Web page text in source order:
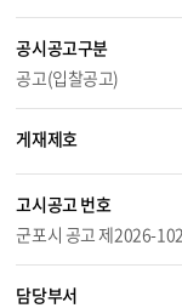
공시공고구분
공고(입찰공고)
게재제호
고시공고 번호
군포시 공고 제2026-
담당부서